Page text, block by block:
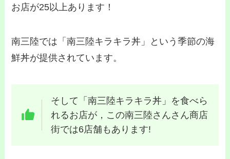
お店が25以上あります！
南三陸では「南三陸キラキラ丼」という季節の海
鮮丼が提供されています。
そして「南三陸キラキラ丼」を食べら
れるお店が，この南三陸さんさん商店
街では6店舗もあります!